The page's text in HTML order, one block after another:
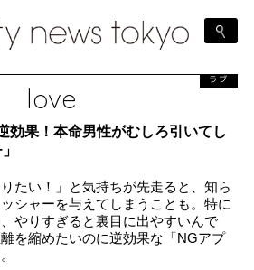
love
ラブ
効果！本命男性がむしろ引いてし
たい！」と気持ちが先走ると、知ら
シャーを与えてしまうことも。特に
やりすぎると裏目に出やすいんで
を縮めたいのに逆効果な「NGアプ